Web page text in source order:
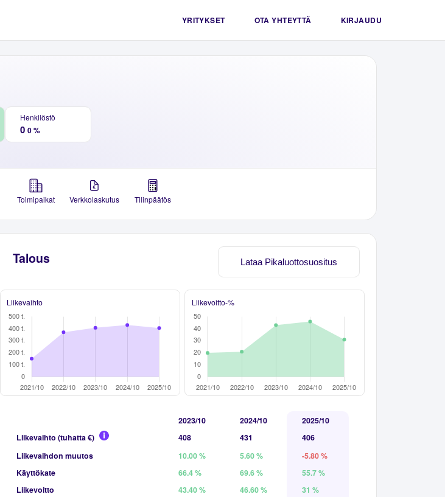
YRITYKSET OTA YHTEYTTÄ KIRJAUDU
Henkilöstö
0 0 %
Toimipaikat Verkkolaskutus Tilinpäätös
Lataa Pikaluottosuositus
Talous
Liikevaihto Liikevoitto-%
2023/10 2024/10
2025/10
Liikevaihto (tuhatta €)
408 431
406
Liikevaihdon muutos
10.00 % 5.60 %
-5.80 %
Käyttökate
66.4 % 69.6 %
55.7 %
Liikevoitto
43.40 % 46.60 %
31 %